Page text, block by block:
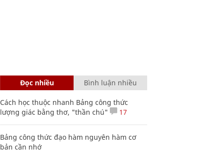
Đọc nhiều Bình luận nhiều
Cách học thuộc nhanh Bảng công thức
lượng giác bằng thơ, "thần chú"
17
Bảng công thức đạo hàm nguyên hàm cơ
bản cần nhớ